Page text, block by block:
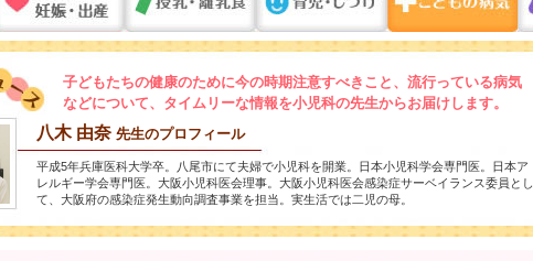
子どもたちの健康のために今の時期注意すべきこと、流行っている病気
などについて、タイムリーな情報を小児科の先生からお届けします。
八木 由奈 先生のプロフィール
平成5年兵庫医科大学卒。八尾市にて夫婦で小児科を開業。日本小児科学会専門医。日本ア
レルギー学会専門医。大阪小児科医会理事。大阪小児科医会感染症サーベイランス委員とし
て、大阪府の感染症発生動向調査事業を担当。実生活では二児の母。